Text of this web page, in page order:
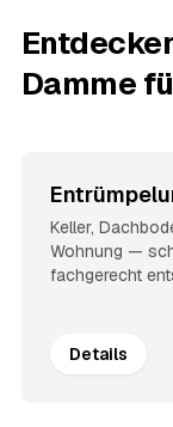
Damme
Keller,
Wohnung —
fachgerecht
Details